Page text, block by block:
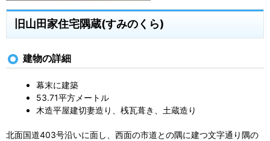
旧山田家住宅隅蔵(すみのくら)
建物の詳細
幕末に建築
53.71平方メートル
木造平屋建切妻造り、桟瓦葺き、土蔵造り
北面国道403号沿いに面し、西面の市道との隅に建つ文字通り隅の